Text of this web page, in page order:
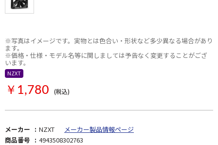
※写真はイメージです。実物とは色合い・形状など多少異なる場合があり
ます。
※価格・仕様・モデル名等に関しましては予告なく変更することがござ
います。
NZXT
￥1,780 (税込)
メーカー NZXT
メーカー製品情報ページ
商品番号
4943508302763